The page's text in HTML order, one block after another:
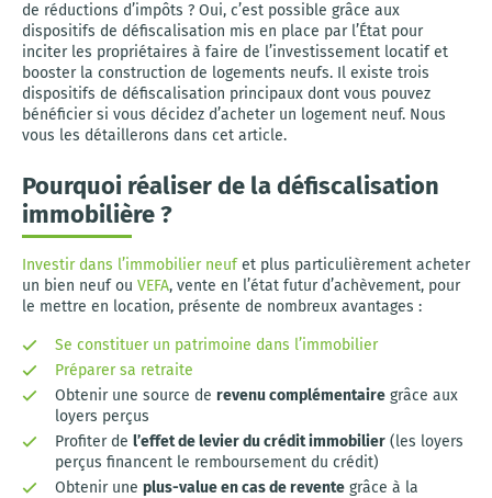
de réductions d’impôts ? Oui, c’est possible grâce aux
dispositifs de défiscalisation mis en place par l’État pour
inciter les propriétaires à faire de l’investissement locatif et
booster la construction de logements neufs. Il existe trois
dispositifs de défiscalisation principaux dont vous pouvez
bénéficier si vous décidez d’acheter un logement neuf. Nous
vous les détaillerons dans cet article.
Pourquoi réaliser de la défiscalisation
immobilière ?
Investir dans l’immobilier neufet plus particulièrement acheter
un bien neuf ou VEFA, vente en l’état futur d’achèvement, pour
le mettre en location, présente de nombreux avantages :
Se constituer un patrimoine dans l’immobilier
Préparer sa retraite
Obtenir une source de revenu complémentaire grâce aux
loyers perçus
Profiter de l’effet de levier du crédit immobilier (les loyers
perçus financent le remboursement du crédit)
Obtenir une plus-value en cas de revente grâce à la